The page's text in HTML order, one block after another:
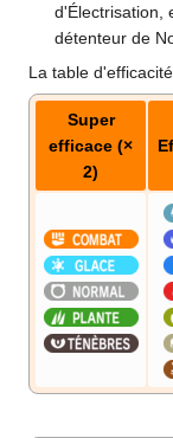
d'Électrisation,
détenteur de
La table
Super
efficace (×
2)